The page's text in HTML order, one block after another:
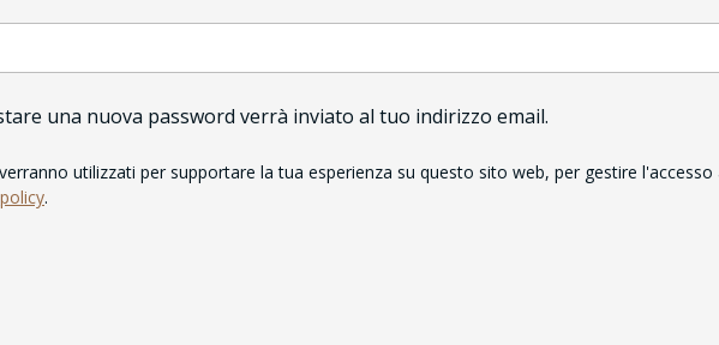
una nuova password verrà inviato al tuo indirizzo email.
utilizzati per supportare la tua esperienza su questo sito web, per gestire
.